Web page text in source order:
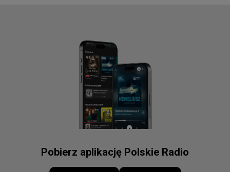
Pobierz aplikację Polskie Radio